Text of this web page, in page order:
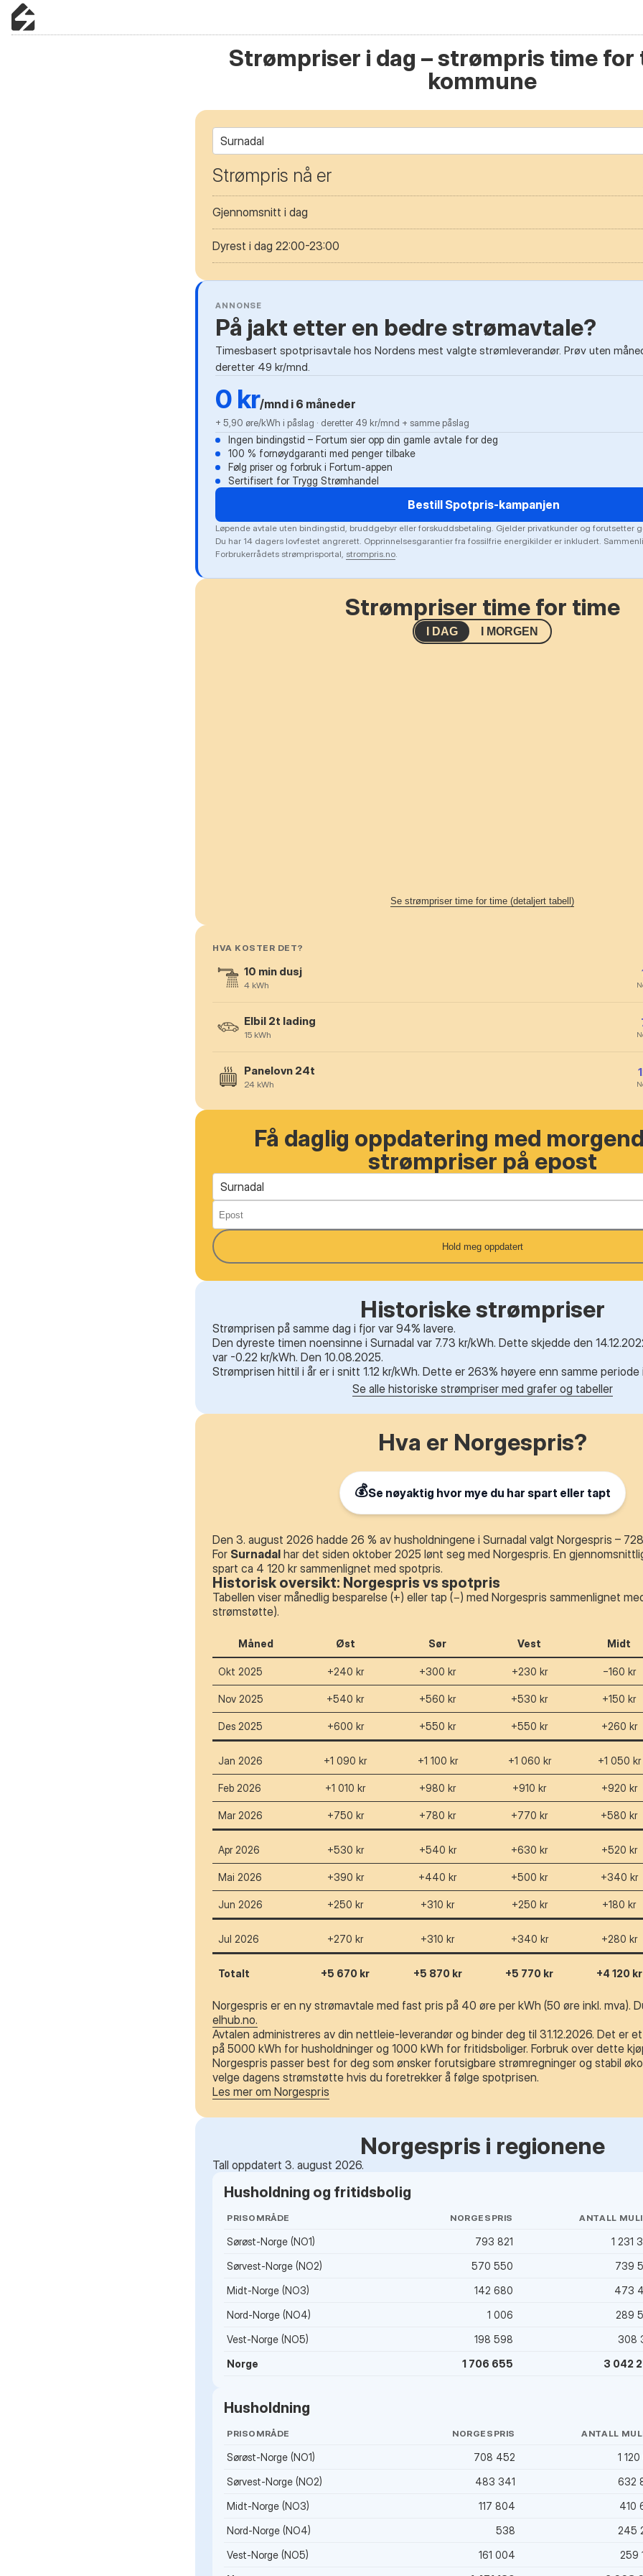
Strømpriser i dag – strømpris time for
kommune
Surnadal
Strømpris nå er
Gjennomsnitt i dag
Dyrest i dag 22:00-23:00
ANNONSE
På jakt etter en bedre strømavtale?
Timesbasert spotprisavtale hos Nordens mest valgte strømleverandør. Prøv uten
deretter 49 kr/mnd.
0 kr/mnd i 6 måneder
+ 5,90 øre/kWh i påslag · deretter 49 kr/mnd + samme påslag
Ingen bindingstid – Fortum sier opp din gamle avtale for deg
100 % fornøydgaranti med penger tilbake
Følg priser og forbruk i Fortum-appen
Sertifisert for Trygg Strømhandel
Bestill Spotpris-kampanjen
Løpende avtale uten bindingstid, bruddgebyr eller forskuddsbetaling. Gjelder privatkunder og forutsetter
Du har 14 dagers lovfestet angrerett. Opprinnelsesgarantier fra fossilfrie energikilder er inkludert.
Forbrukerrådets strømprisportal, strompris.no.
Strømpriser time for time
I DAG I MORGEN
Se strømpriser time for time (detaljert tabell)
HVA KOSTER DET?
10 min dusj
4 kWh
Elbil 2t lading
15 kWh
Panelovn 24t
24 kWh
Få daglig oppdatering med
strømpriser på epost
Surnadal
Hold meg oppdatert
Historiske strømpriser
Strømprisen på samme dag i fjor var 94% lavere.
Den dyreste timen noensinne i Surnadal var 7.73 kr/kWh. Dette skjedde den
var -0.22 kr/kWh. Den 10.08.2025.
Strømprisen hittil i år er i snitt 1.12 kr/kWh. Dette er 263% høyere enn samme periode
Se alle historiske strømpriser med grafer og tabeller
Hva er Norgespris?
💰Se nøyaktig hvor mye du har spart eller tapt
Den 3. august 2026 hadde 26 % av husholdningene i Surnadal valgt Norgespris –
For Surnadal har det siden oktober 2025 lønt seg med Norgespris. En
spart ca 4 120 kr sammenlignet med spotpris.
Historisk oversikt: Norgespris vs spotpris
Tabellen viser månedlig besparelse (+) eller tap (−) med Norgespris sammenlignet
strømstøtte).
Måned Øst Sør Vest Midt
Okt 2025 +240 kr +300 kr +230 kr −160 kr
Nov 2025 +540 kr +560 kr +530 kr +150 kr
Des 2025 +600 kr +550 kr +550 kr +260 kr
Jan 2026 +1 090 kr +1 100 kr +1 060 kr +1 050 kr
Feb 2026 +1 010 kr +980 kr +910 kr +920 kr
Mar 2026 +750 kr +780 kr +770 kr +580 kr
Apr 2026 +530 kr +540 kr +630 kr +520 kr
Mai 2026 +390 kr +440 kr +500 kr +340 kr
Jun 2026 +250 kr +310 kr +250 kr +180 kr
Jul 2026 +270 kr +310 kr +340 kr +280 kr
Totalt +5 670 kr +5 870 kr +5 770 kr +4 120 kr
Norgespris er en ny strømavtale med fast pris på 40 øre per kWh (50 øre inkl. mva).
elhub.no.
Avtalen administreres av din nettleie-leverandør og binder deg til 31.12.2026. Det er
på 5000 kWh for husholdninger og 1000 kWh for fritidsboliger. Forbruk over dette
Norgespris passer best for deg som ønsker forutsigbare strømregninger og stabil
velge dagens strømstøtte hvis du foretrekker å følge spotprisen.
Les mer om Norgespris
Norgespris i regionene
Tall oppdatert 3. august 2026.
Husholdning og fritidsbolig
PRISOMRÅDE NORGESPRIS ANTALL
Sørøst-Norge (NO1) 793 821 1 231
Sørvest-Norge (NO2)
570 550 739
Midt-Norge (NO3)
142 680 473
Nord-Norge (NO4)
1 006 289
Vest-Norge (NO5)
198 598 308
Norge
1 706 655 3 042
Husholdning
PRISOMRÅDE NORGESPRIS ANTALL
Sørøst-Norge (NO1) 708 452 1 120
Sørvest-Norge (NO2)
483 341 632
Midt-Norge (NO3)
117 804 410
Nord-Norge (NO4)
538 245
Vest-Norge (NO5)
161 004 259